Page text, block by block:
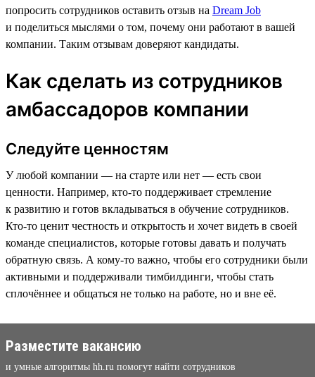
попросить сотрудников оставить отзыв на Dream Job
и поделиться мыслями о том, почему они работают в вашей
компании. Таким отзывам доверяют кандидаты.
Как сделать из сотрудников
амбассадоров компании
Следуйте ценностям
У любой компании — на старте или нет — есть свои
ценности. Например, кто-то поддерживает стремление
к развитию и готов вкладываться в обучение сотрудников.
Кто-то ценит честность и открытость и хочет видеть в своей
команде специалистов, которые готовы давать и получать
обратную связь. А кому-то важно, чтобы его сотрудники были
активными и поддерживали тимбилдинги, чтобы стать
сплочённее и общаться не только на работе, но и вне её.
Разместите вакансию
и умные алгоритмы hh.ru помогут найти сотрудников